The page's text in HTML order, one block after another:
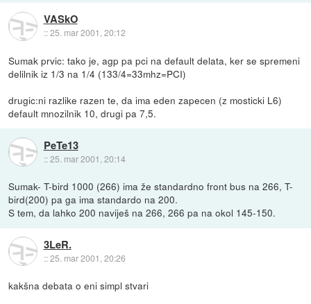
VASkO
::25. mar 2001, 20:12
Sumak prvic: tako je, agp pa pci na default delata, ker se spremeni
delilnik iz 1/3 na 1/4 (133/4=33mhz=PCI)
drugic:ni razlike razen te, da ima eden zapecen (z mosticki L6)
default mnozilnik 10, drugi pa 7,5.
PeTe13
::25. mar 2001, 20:14
Sumak- T-bird 1000 (266) ima že standardno front bus na 266, T-
bird(200) pa ga ima standardo na 200.
S tem, da lahko 200 naviješ na 266, 266 pa na okol 145-150.
3LeR.
::25. mar 2001, 20:26
kakšna debata o eni simpl stvari